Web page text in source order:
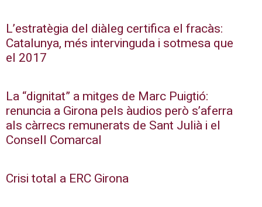
L’estratègia del diàleg certifica el fracàs:
Catalunya, més intervinguda i sotmesa que
el 2017
La “dignitat” a mitges de Marc Puigtió:
renuncia a Girona pels àudios però s’aferra
als càrrecs remunerats de Sant Julià i el
Consell Comarcal
Crisi total a ERC Girona